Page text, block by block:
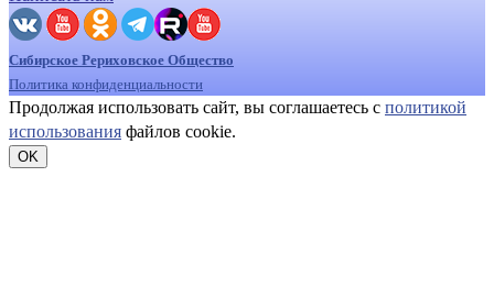
Сибирское Рериховское Общество
Политика конфиденциальности
Продолжая использовать сайт, вы соглашаетесь с политикой
использования файлов cookie.
OK